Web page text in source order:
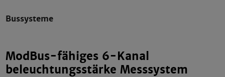
Bussysteme
ModBus-fähiges 6-Kanal
beleuchtungsstärke Messsystem